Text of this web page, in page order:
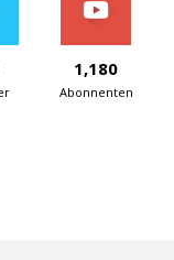
1,180
Abonnenten